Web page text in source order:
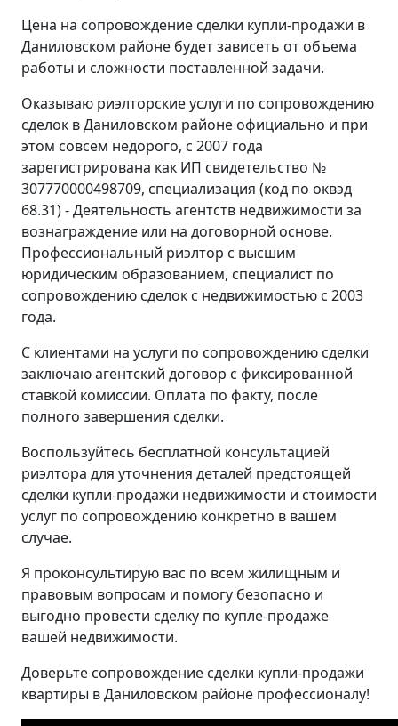
Цена на сопровождение сделки купли-продажи в
Даниловском районе будет зависеть от объема
работы и сложности поставленной задачи.
Оказываю риэлторские услуги по сопровождению
сделок в Даниловском районе официально и при
этом совсем недорого, с 2007 года
зарегистрирована как ИП свидетельство №
307770000498709, специализация (код по оквэд
68.31) - Деятельность агентств недвижимости за
вознаграждение или на договорной основе.
Профессиональный риэлтор с высшим
юридическим образованием, специалист по
сопровождению сделок с недвижимостью с 2003
года.
С клиентами на услуги по сопровождению сделки
заключаю агентский договор с фиксированной
ставкой комиссии. Оплата по факту, после
полного завершения сделки.
Воспользуйтесь бесплатной консультацией
риэлтора для уточнения деталей предстоящей
сделки купли-продажи недвижимости и стоимости
услуг по сопровождению конкретно в вашем
случае.
Я проконсультирую вас по всем жилищным и
правовым вопросам и помогу безопасно и
выгодно провести сделку по купле-продаже
вашей недвижимости.
Доверьте сопровождение сделки купли-продажи
квартиры в Даниловском районе профессионалу!